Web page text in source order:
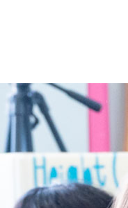
企業主導型保育園
花音保育園